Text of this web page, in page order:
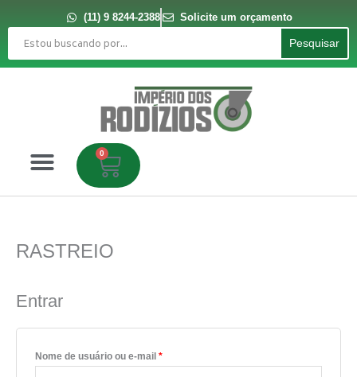
conteúdo
(11) 9 8244-2388
Solicite um orçamento
Pesquisar
Pesquisar
0
Carrinho
RASTREIO
Entrar
Nome de usuário ou e-mail *
Obrigatório
Obrigatório